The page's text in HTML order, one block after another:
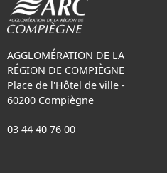
AGGLOMÉRATION DE LA
RÉGION DE COMPIÈGNE
Place de l'Hôtel de ville -
60200 Compiègne
03 44 40 76 00